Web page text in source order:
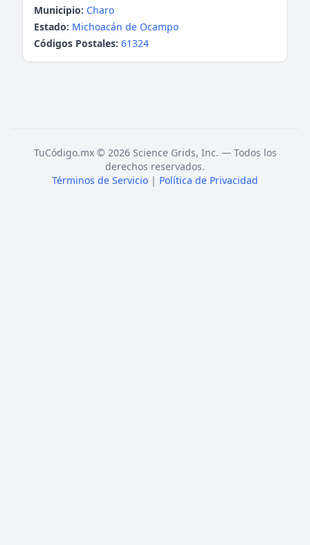
Municipio: Charo
Estado: Michoacán de Ocampo
Códigos Postales: 61324
TuCódigo.mx © 2026 Science Grids, Inc. — Todos los
derechos reservados.
Términos de Servicio | Política de Privacidad